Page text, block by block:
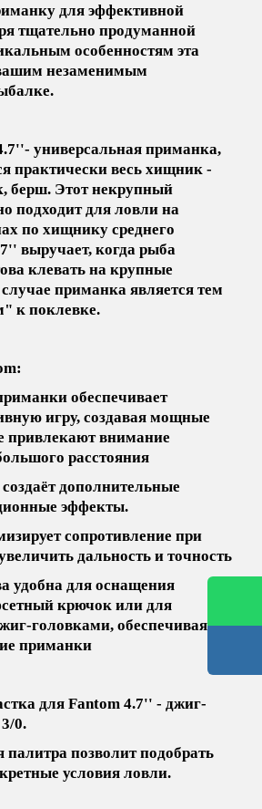
для эффективной
тщательно продуманной
особенностям эта
незаменимым
универсальная приманка,
практически весь хищник -
берш. Этот некрупный
подходит для ловли на
по хищнику среднего
выручает, когда рыба
клевать на крупные
приманка является тем
к поклевке.
обеспечивает
игру, создавая мощные
привлекают внимание
расстояния
дополнительные
эффекты.
сопротивление при
дальность и точность
удобна для оснащения
крючок или для
головками, обеспечивая
приманки
для Fantom 4.7'' - джиг-
0.
позволит подобрать
условия ловли.